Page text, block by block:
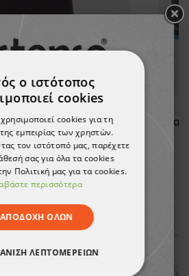
5,58 €
-10%
5,03 €
ο ιστότοπος
cookies
cookies για τη
εμπειρίας των χρηστών.
τον ιστότοπό μας, παρέχετε
σας για όλα τα cookies
Πολιτική μας για τα cookies.
περισσότερα
ΑΠΟΔΟΧΉ ΌΛΩΝ
ΛΕΠΤΟΜΕΡΕΙΏΝ